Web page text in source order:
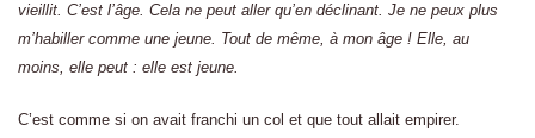
vieillit. C’est l’âge. Cela ne peut aller qu’en déclinant. Je ne peux plus
m’habiller comme une jeune. Tout de même, à mon âge ! Elle, au
moins, elle peut : elle est jeune.
C’est comme si on avait franchi un col et que tout allait empirer.